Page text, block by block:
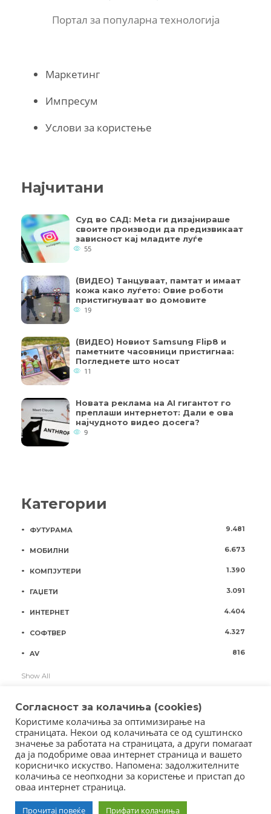
Портал за популарна технологија
Маркетинг
Импресум
Услови за користење
Најчитани
Суд во САД: Meta ги дизајнираше
своите производи да предизвикаат
зависност кај младите луѓе
55
(ВИДЕО) Танцуваат, памтат и имаат
кожа како луѓето: Овие роботи
пристигнуваат во домовите
19
(ВИДЕО) Новиот Samsung Flip8 и
паметните часовници пристигнаа:
Погледнете што носат
11
Новата реклама на AI гигантот го
преплаши интернетот: Дали е ова
најчудното видео досега?
9
Категории
ФУТУРАМА 9.481
МОБИЛНИ 6.673
КОМПЈУТЕРИ 1.390
ГАЏЕТИ 3.091
ИНТЕРНЕТ 4.404
СОФТВЕР 4.327
AV 816
Show All
Member of Clip Media Group / 2017
Согласност за колачиња (cookies)
Користиме колачиња за оптимизирање на
страницата. Некои од колачињата се од суштинско
значење за работата на страницата, а други помагаат
да ја подобриме оваа интернет страница и вашето
корисничко искуство. Напомена: задолжителните
колачиња се неопходни за користење и пристап до
оваа интернет страница.
Прочитај повеќе Прифати колачиња